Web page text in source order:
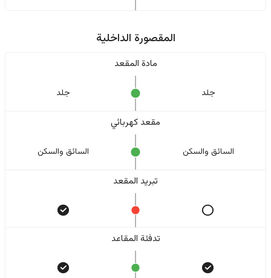
المقصورة الداخلية
مادة المقعد
جلد جلد
مقعد كهربائي
السائق والسکن السائق والسکن
تبريد المقعد
تدفئة المقاعد